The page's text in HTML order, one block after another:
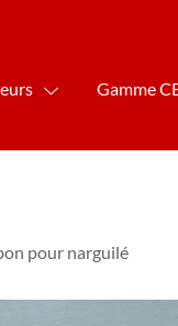
Gamme
pour narguilé